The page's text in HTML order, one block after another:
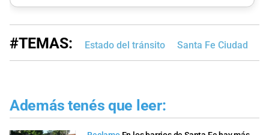
#TEMAS: Estado del tránsito Santa Fe Ciudad
Además tenés que leer: